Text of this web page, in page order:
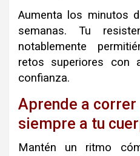
Aumenta los minutos
semanas. Tu
notablemente
retos superiores con
confianza.
Aprende a correr
siempre a tu
Mantén un ritmo